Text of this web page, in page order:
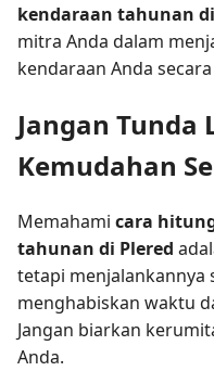
kendaraan tahunan
mitra Anda dalam
kendaraan Anda
Jangan Tunda
Kemudahan
Memahami cara
tahunan di Plered
tetapi menjalankannya
menghabiskan waktu
Jangan biarkan
Anda.